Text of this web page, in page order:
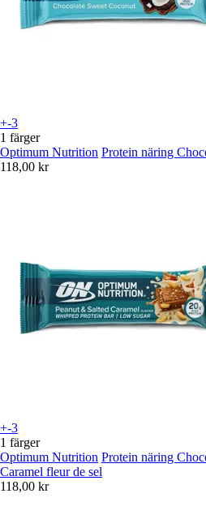
+-3
1 färger
Optimum Nutrition Protein näring
118,00 kr
+-3
1 färger
Optimum Nutrition Protein näring
Caramel fleur de sel
118,00 kr